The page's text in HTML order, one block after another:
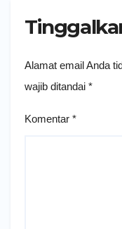
Alamat email Anda
wajib ditandai *
Komentar *